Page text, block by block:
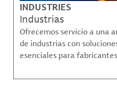
INDUSTRIES
Industrias
Ofrecemos servicio a una
de industrias con
esenciales para
compuestos de materiales